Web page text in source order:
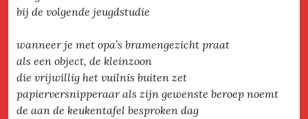
bij de volgende jeugdstudie
wanneer je met opa’s bramengezicht praat
als een object, de kleinzoon
die vrijwillig het vuilnis buiten zet
papierversnipperaar als zijn gewenste beroep noemt
de aan de keukentafel besproken dag